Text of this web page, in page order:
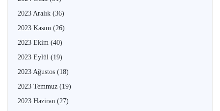
2023 Aralık (36)
2023 Kasım (26)
2023 Ekim (40)
2023 Eylül (19)
2023 Ağustos (18)
2023 Temmuz (19)
2023 Haziran (27)